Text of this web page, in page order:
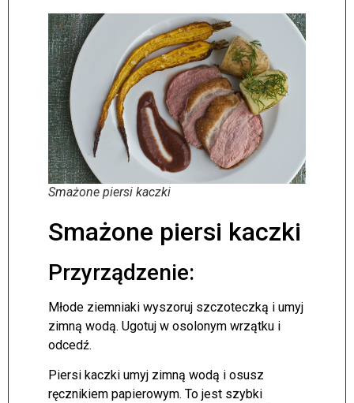
Smażone piersi kaczki
Smażone piersi kaczki
Przyrządzenie:
Młode ziemniaki wyszoruj szczoteczką i umyj
zimną wodą. Ugotuj w osolonym wrzątku i
odcedź.
Piersi kaczki umyj zimną wodą i osusz
ręcznikiem papierowym. To jest szybki